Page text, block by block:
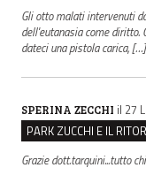
Gli otto malati intervenuti
dell'eutanasia come diritto.
dateci una pistola carica, […]
SPERINA ZECCHI il 27
Grazie dott.tarquini...tutto